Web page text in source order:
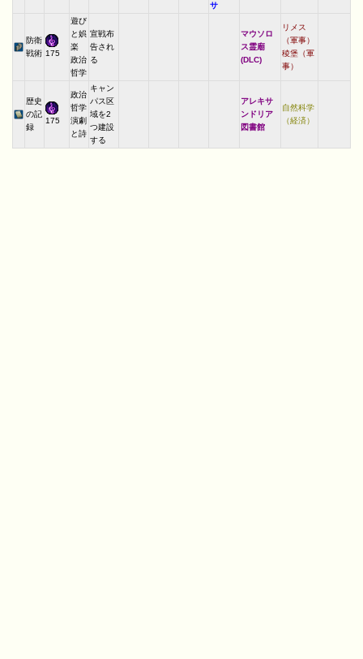
サ
防衛
戦術 175
遊び
と娯
楽
政治
哲学
宣戦布
告され
る
マウソロ
ス霊廟
(DLC)
リメス
（軍事）
稜堡（軍
事）
歴史
の記
録
175
政治
哲学
演劇
と詩
キャン
パス区
域を2
つ建設
する
アレキサ
ンドリア
図書館
自然科学
（経済）